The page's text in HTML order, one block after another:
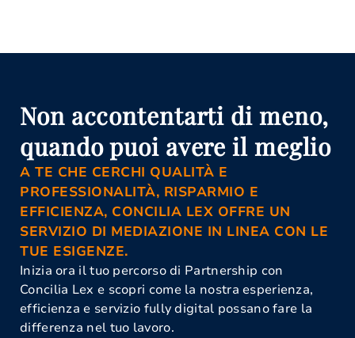
Benevento
Mediazione Obbligatoria Benevento
Organismo Di Mediazione
Benevento
Non accontentarti di meno,
quando puoi avere il meglio
A TE CHE CERCHI QUALITÀ E
PROFESSIONALITÀ, RISPARMIO E
EFFICIENZA, CONCILIA LEX OFFRE UN
SERVIZIO DI MEDIAZIONE IN LINEA CON LE
TUE ESIGENZE.
Inizia ora il tuo percorso di Partnership con
Concilia Lex e scopri come la nostra esperienza,
efficienza e servizio fully digital possano fare la
differenza nel tuo lavoro.